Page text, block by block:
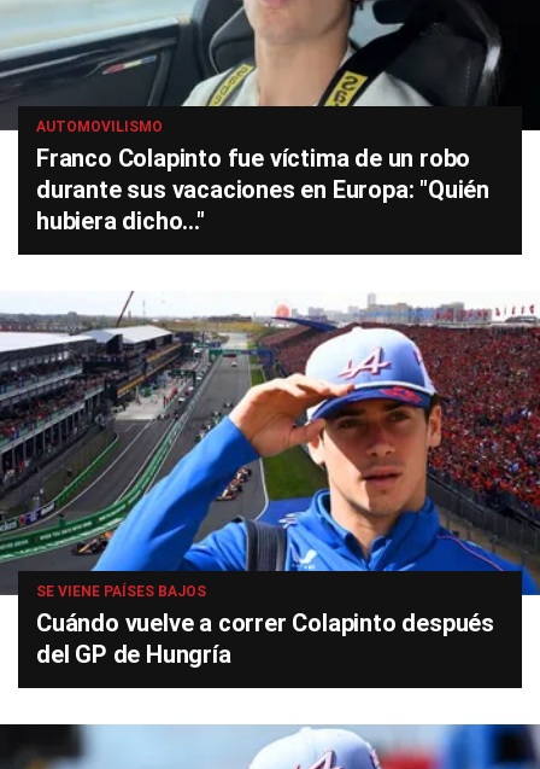
AUTOMOVILISMO
Franco Colapinto fue víctima de un robo
durante sus vacaciones en Europa: "Quién
hubiera dicho..."
SE VIENE PAÍSES BAJOS
Cuándo vuelve a correr Colapinto después
del GP de Hungría